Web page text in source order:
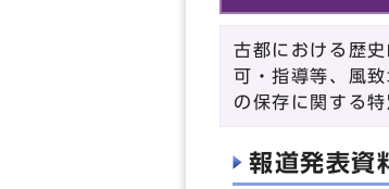
古都における歴
可・指導等、風
の保存に関する
報道発表資